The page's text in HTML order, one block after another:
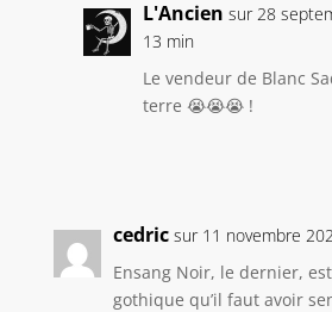
L'Ancien sur 28
13 min
Le vendeur de Blanc
terre 😭😭😭 !
cedric sur 11 novembre
Ensang Noir, le dernier,
gothique qu’il faut avoir